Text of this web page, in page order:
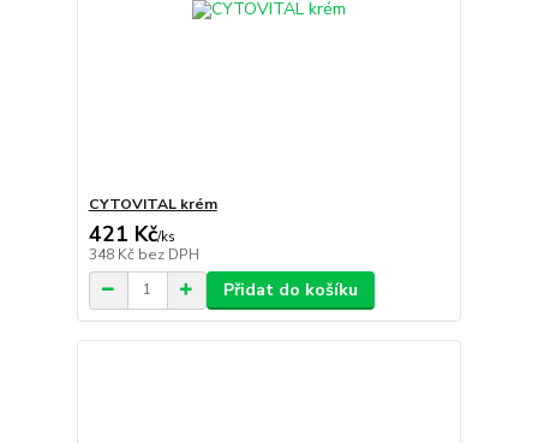
CYTOVITAL krém
421 Kč/ks
348 Kč bez DPH
Přidat do košíku